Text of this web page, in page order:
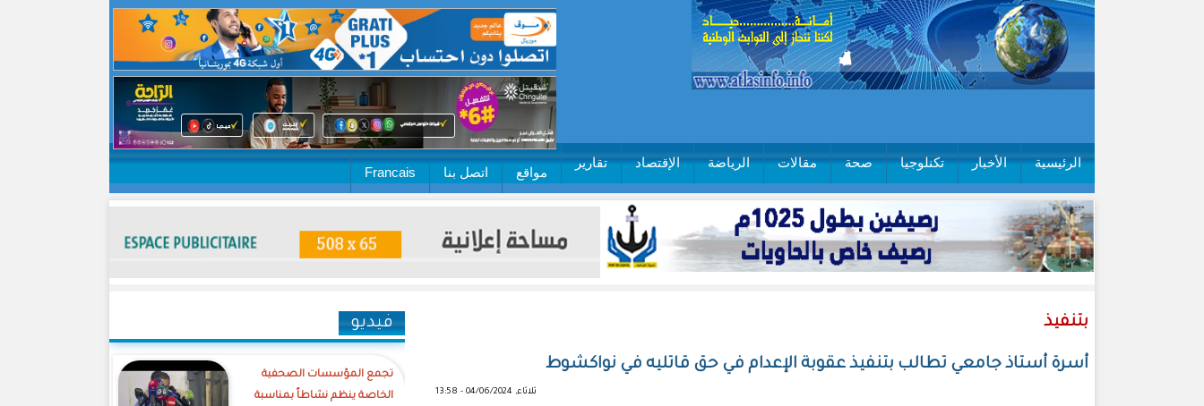
الرئيسية الأخبار تكنلوجيا صحة مقالات الرياضة الإقتصاد تقارير
مواقع اتصل بنا Francais
بتنفيذ
أسرة أستاذ جامعي تطالب بتنفيذ عقوبة الإعدام في حق قاتليه في نواكشوط
ثلاثاء, 04/06/2024 - 13:58
فيديو
تجمع المؤسسات الصحفية
الخاصة ينظم نشاطاً بمناسبة